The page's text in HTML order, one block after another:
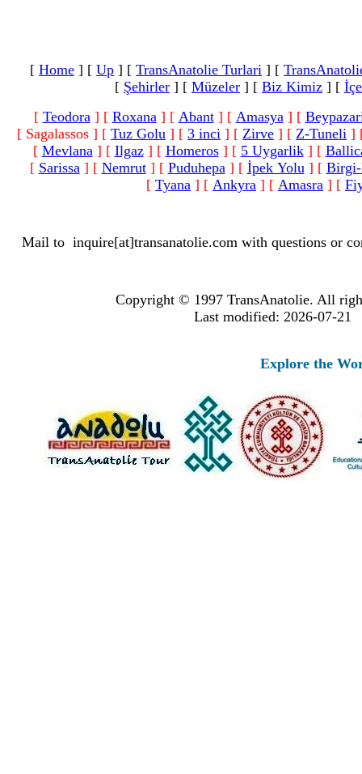
[ Home ] [ Up ] [ TransAnatolie Turlari ] [
[ Şehirler ] [ Müzeler ] [ Biz Kimiz ] [
[ Teodora] [ Roxana] [ Abant] [ Amasya] [
[ Sagalassos ] [ Tuz Golu ] [ 3 inci ] [ Zirve ] [ Z-Tuneli ]
[ Mevlana] [ Ilgaz] [ Homeros] [ 5 Uygarlik] [
[ Sarissa] [ Nemrut] [ Puduhepa] [ İpek Yolu] [ Birgi-
[ Tyana ] [ Ankyra ] [ Amasra ] [
Mail to inquire[at]transanatolie.com with questions or
Copyright © 1997 TransAnatolie. All
Last modified: 2026-07-21
Explore the